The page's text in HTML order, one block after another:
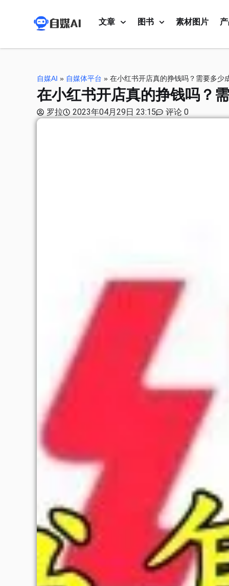
文章 图书 素材图片
自媒AI » 自媒体平台 » 在小红书开店真的挣钱吗？需要多少
在小红书开店真的挣钱吗？
罗拉 2023年04月29日 23:15 评论 0